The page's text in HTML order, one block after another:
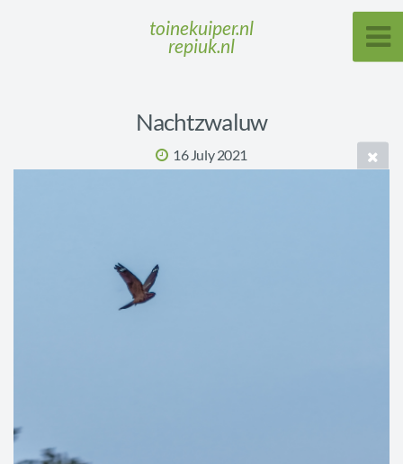
toinekuiper.nl
repiuk.nl
Nachtzwaluw
16 July 2021